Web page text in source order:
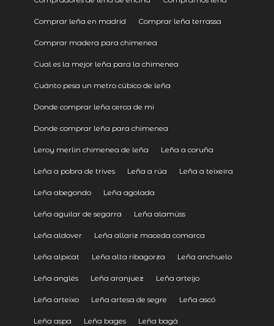
Comprar leña en madrid Comprar leña terrassa
Comprar madera para chimenea
Cual es la mejor leña para la chimenea
Cuánto pesa un metro cúbico de leña
Donde comprar leña cerca de mi
Donde comprar leña para chimenea
Leroy merlin chimenea de leña Leña a coruña
Leña a pobra de trives Leña a rúa Leña a teixeira
Leña abegondo Leña agolada
Leña aguilar de segarra Leña alamúss
Leña aldover Leña allariz maceda comarca
Leña alpicat Leña alta ribagorza Leña anchuelo
Leña anglés Leña aranjuez Leña arteijo
Leña arteixo Leña artesa de segre Leña ascó
Leña aspa Leña bages Leña bagà